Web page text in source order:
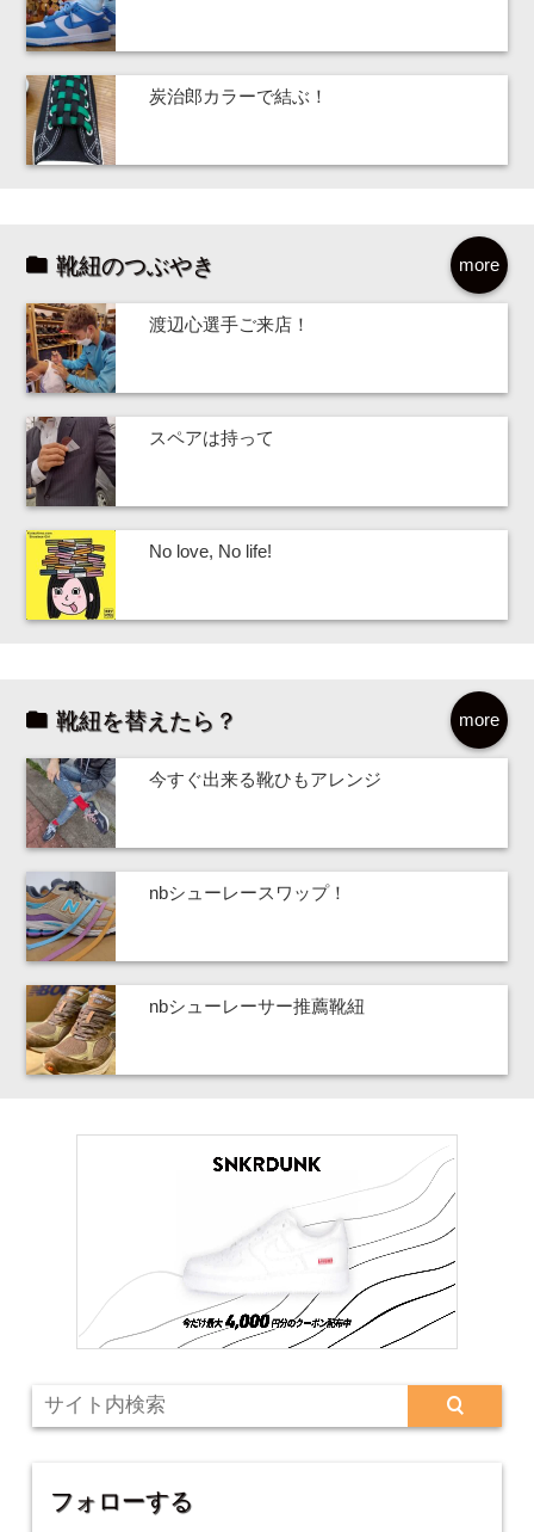
炭治郎カラーで結ぶ！
more
靴紐のつぶやき
渡辺心選手ご来店！
スペアは持って
No love, No life!
more
靴紐を替えたら？
今すぐ出来る靴ひもアレンジ
nbシューレースワップ！
nbシューレーサー推薦靴紐
フォローする